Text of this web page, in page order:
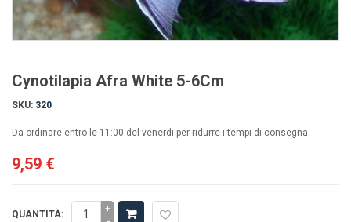
Cynotilapia Afra White 5-6Cm
SKU: 320
Da ordinare entro le 11:00 del venerdi per ridurre i tempi di consegna
9,59 €
QUANTITÀ: +